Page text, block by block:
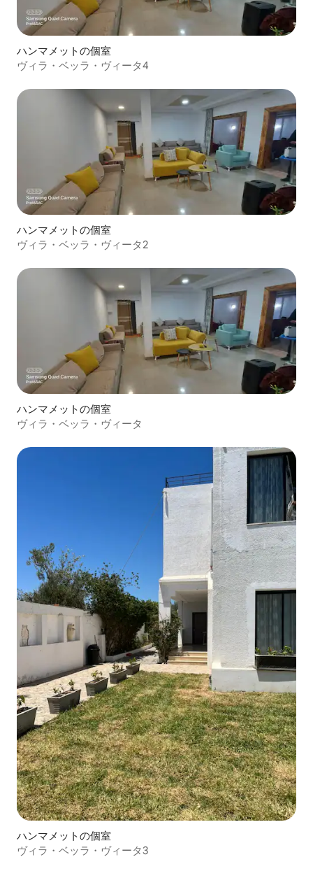
ハンマメットの個室
ヴィラ・ベッラ・ヴィータ4
ハンマメットの個室
ヴィラ・ベッラ・ヴィータ2
ハンマメットの個室
ヴィラ・ベッラ・ヴィータ
ハンマメットの個室
ヴィラ・ベッラ・ヴィータ3